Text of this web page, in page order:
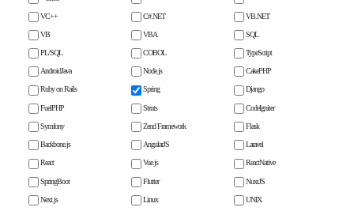
VC++ C#.NET VB.NET
VB VBA SQL
PL/SQL COBOL TypeScript
AndroidJava Node.js CakePHP
Ruby on Rails Spring Django
FuelPHP Struts CodeIgniter
Symfony Zend Framework Flask
Backbone.js AngularJS Laravel
React Vue.js ReactNative
SpringBoot Flutter NuxtJS
Next.js Linux UNIX